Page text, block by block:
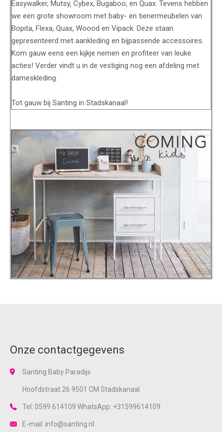
Easywalker, Mutsy, Cybex, Bugaboo, en Quax. Tevens hebben
we een grote showroom met baby- en tienermeubelen van
Bopita, Flexa, Quax, Woood en Vipack. Deze staan
gepresenteerd met aankleding en bijpassende accessoires.
Kom gauw eens een kijkje nemen en profiteer van leuke
acties! Verder vindt u in de vestiging nog een afdeling met
dameskleding.
Tot gauw bij Santing in Stadskanaal!
Onze contactgegevens
Santing Baby Paradijs
Hoofdstraat 26 9501 CM Stadskanaal
Tel: 0599 614109 WhatsApp: +31599614109
E-mail: info@santing.nl